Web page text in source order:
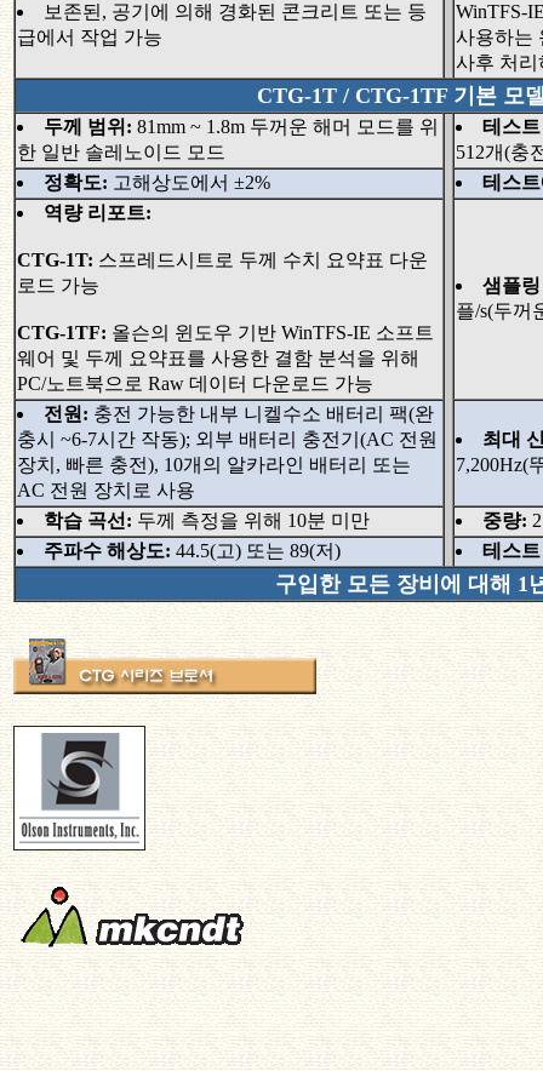
보존된, 공기에 의해 경화된 콘크리트 또는 등
급에서 작업 가능
WinTFS-
사용하는
사후 처
CTG-1T / CTG-1TF 기본 모
두께 범위: 81mm ~ 1.8m 두꺼운 해머 모드를 위
한 일반 솔레노이드 모드
테스
512개(충
정확도: 고해상도에서 ±2%
테스
역량 리포트:
CTG-1T: 스프레드시트로 두께 수치 요약표 다운
로드 가능
CTG-1TF: 올슨의 윈도우 기반 WinTFS-IE 소프트
웨어 및 두께 요약표를 사용한 결함 분석을 위해
PC/노트북으로 Raw 데이터 다운로드 가능
샘플
플/s(두꺼
전원: 충전 가능한 내부 니켈수소 배터리 팩(완
충시 ~6-7시간 작동); 외부 배터리 충전기(AC 전원
장치, 빠른 충전), 10개의 알카라인 배터리 또는
AC 전원 장치로 사용
최대
7,200Hz(
학습 곡선: 두께 측정을 위해 10분 미만 중량:
주파수 해상도: 44.5(고) 또는 89(저) 테스
구입한 모든 장비에 대해 1